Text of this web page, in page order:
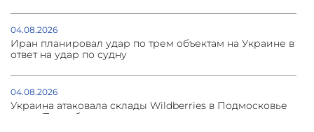
04.08.2026
Иран планировал удар по трем объектам на Украине в
ответ на удар по судну
04.08.2026
Украина атаковала склады Wildberries в Подмосковье
и под Петербургом